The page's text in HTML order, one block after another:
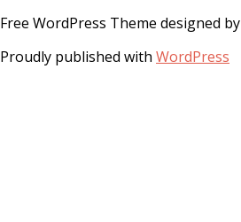
Free WordPress Theme designed by
Proudly published with WordPress